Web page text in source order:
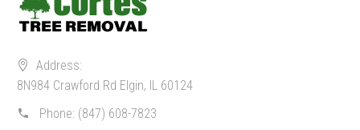
Address:
8N984 Crawford Rd Elgin, IL 60124
Phone: (847) 608-7823